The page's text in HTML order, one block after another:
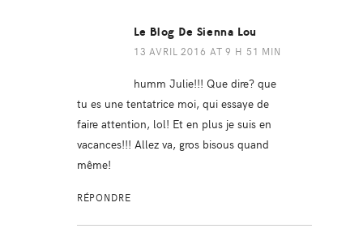
Le Blog De Sienna Lou
13 AVRIL 2016 AT 9 H 51 MIN
humm Julie!!! Que dire? que
tu es une tentatrice moi, qui essaye de
faire attention, lol! Et en plus je suis en
vacances!!! Allez va, gros bisous quand
même!
RÉPONDRE